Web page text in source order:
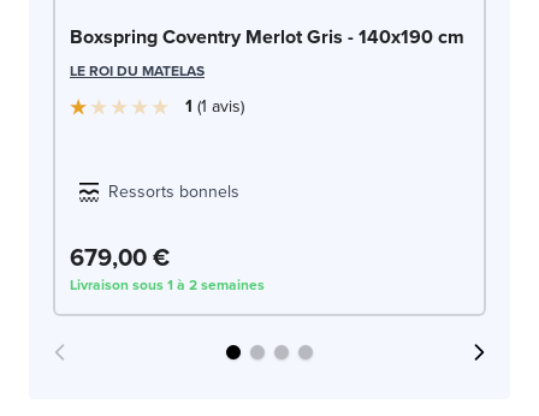
Boxspring Coventry Merlot Gris - 140x190 cm
LE ROI DU MATELAS
1 1 avis
Ressorts bonnels
679,00 €
Livraison sous 1 à 2 semaines